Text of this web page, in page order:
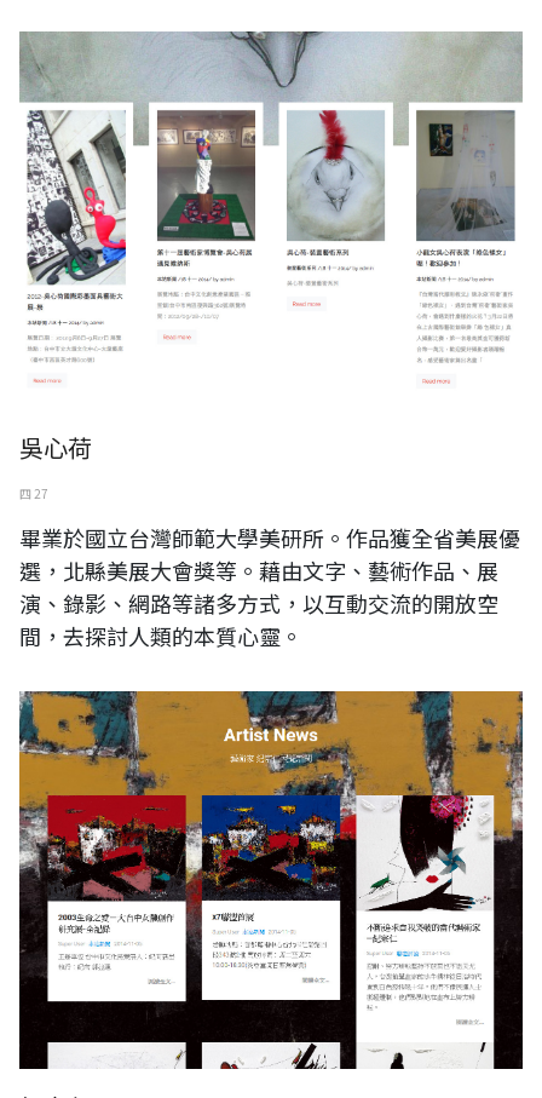
吳心荷
四 27
畢業於國立台灣師範大學美研所。作品獲全省美展優
選，北縣美展大會獎等。藉由文字、藝術作品、展
演、錄影、網路等諸多方式，以互動交流的開放空
間，去探討人類的本質心靈。